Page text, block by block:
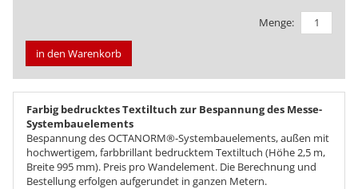
Menge:
in den Warenkorb
Farbig bedrucktes Textiltuch zur Bespannung des Messe-
Systembauelements
Bespannung des OCTANORM®-Systembauelements, außen mit
hochwertigem, farbbrillant bedrucktem Textiltuch (Höhe 2,5 m,
Breite 995 mm). Preis pro Wandelement. Die Berechnung und
Bestellung erfolgen aufgerundet in ganzen Metern.